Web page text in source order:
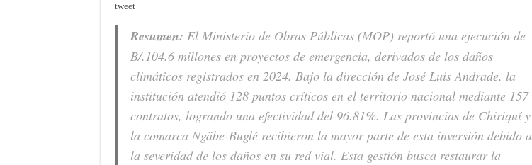
tweet
Resumen: El Ministerio de Obras Públicas (MOP) reportó una ejecución de
B/.104.6 millones en proyectos de emergencia, derivados de los daños
climáticos registrados en 2024. Bajo la dirección de José Luis Andrade, la
institución atendió 128 puntos críticos en el territorio nacional mediante 157
contratos, logrando una efectividad del 96.81%. Las provincias de Chiriquí y
la comarca Ngäbe-Buglé recibieron la mayor parte de esta inversión debido a
la severidad de los daños en su red vial. Esta gestión busca restaurar la